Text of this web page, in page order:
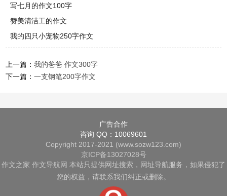
写七月的作文100字
赞美清洁工的作文
我的四只小宠物250字作文
上一篇：我的爸爸 作文300字
下一篇：一支钢笔200字作文
广告合作
咨询 QQ：10069601
Copyright 2017-2021 (www.sozw123.com)
京ICP备13027028号
作文之家 作文导航网 本站只提供网址搜索，网址导航服务，如果侵犯了
您的权益，请联系我们纠正或删除。